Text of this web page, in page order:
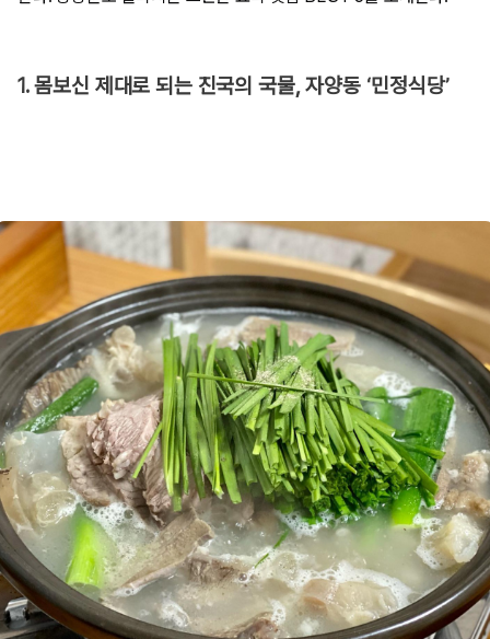
1. 몸보신 제대로 되는 진국의 국물, 자양동 ‘민정식당’